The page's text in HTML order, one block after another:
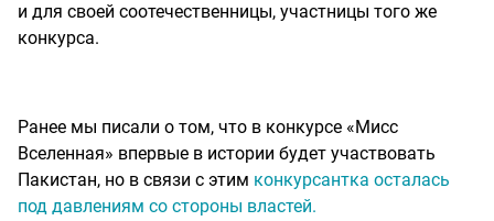
и для своей соотечественницы, участницы того же
конкурса.
Ранее мы писали о том, что в конкурсе «Мисс
Вселенная» впервые в истории будет участвовать
Пакистан, но в связи с этим конкурсантка осталась
под давлениям со стороны властей.